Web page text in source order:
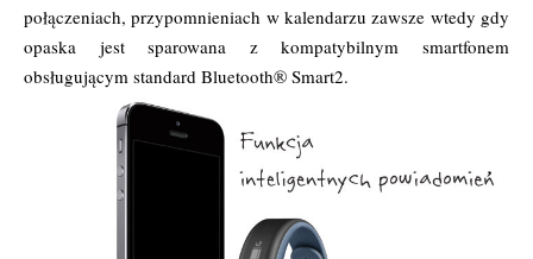
połączeniach, przypomnieniach w kalendarzu zawsze wtedy gdy
opaska jest sparowana z kompatybilnym smartfonem
obsługującym standard Bluetooth® Smart​2.